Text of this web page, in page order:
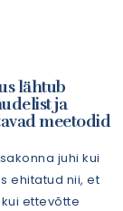
lähtub
ja
meetodid
juhi kui
ehitatud nii, et
ettevõtte